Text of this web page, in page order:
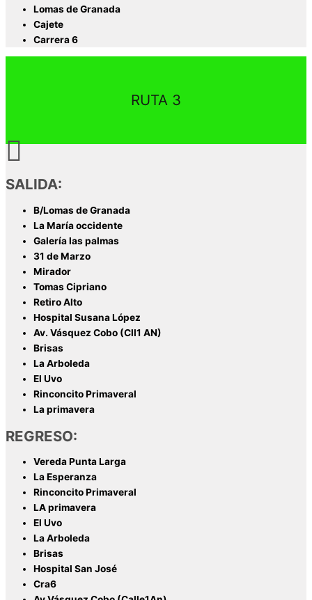
Lomas de Granada
Cajete
Carrera 6
RUTA 3
SALIDA:
B/Lomas de Granada
La María occidente
Galería las palmas
31 de Marzo
Mirador
Tomas Cipriano
Retiro Alto
Hospital Susana López
Av. Vásquez Cobo (Cll1 AN)
Brisas
La Arboleda
El Uvo
Rinconcito Primaveral
La primavera
REGRESO:
Vereda Punta Larga
La Esperanza
Rinconcito Primaveral
LA primavera
El Uvo
La Arboleda
Brisas
Hospital San José
Cra6